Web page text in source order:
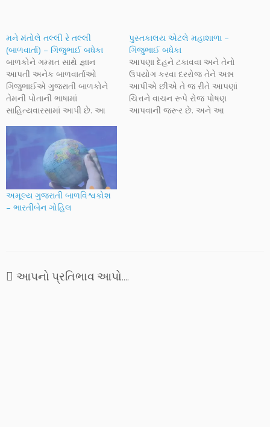
મને મંતોલે તલ્લી રે તલ્લી
(બાળવાર્તા) – ગિજુભાઈ બધેકા
બાળકોને ગમ્મત સાથે જ્ઞાન
આપતી અનેક બાળવાર્તાઓ
ગિજુભાઈએ ગુજરાતી બાળકોને
તેમની પોતાની ભાષામાં
સાહિત્યવારસામાં આપી છે. આ
ટૂંક સમયમાં અક્ષરનાદ પરથી
પ્રસ્તુત થશે. આજે પ્રસ્તુત છે
એ જ સંકલનમાંથી એક સુંદર
અને ખડખડાટ હસાવતી તોતડી
રાણીઓની વાર્તા, "મને મતોલે
તલ્લી રે તલ્લી".
પુસ્તકાલય એટલે મહાશાળા –
ગિજુભાઈ બધેકા
આપણા દેહને ટકાવવા અને તેનો
ઉપયોગ કરવા દરરોજ તેને અન્ન
આપીએ છીએ તે જ રીતે આપણાં
ચિત્તને વાચન રૂપે રોજ પોષણ
આપવાની જરૂર છે. અને આ
અમૂલ્ય ગુજરાતી બાળવિશ્વકોશ
– ભારતીબેન ગોહિલ
આપનો પ્રતિભાવ આપો....